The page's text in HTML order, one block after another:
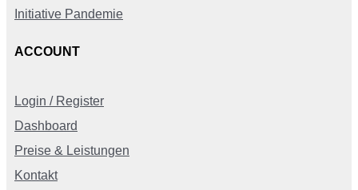
Initiative Pandemie
ACCOUNT
Login / Register
Dashboard
Preise & Leistungen
Kontakt